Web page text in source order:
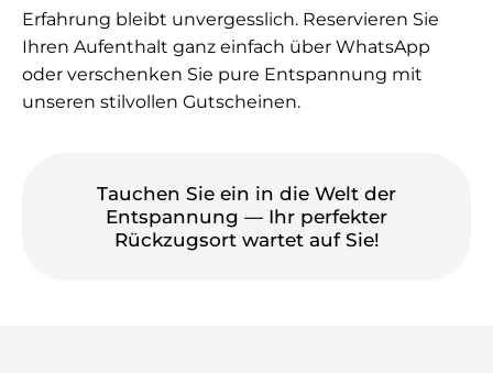
Erfahrung bleibt unvergesslich. Reservieren Sie
Ihren Aufenthalt ganz einfach über WhatsApp
oder verschenken Sie pure Entspannung mit
unseren stilvollen Gutscheinen.
Tauchen Sie ein in die Welt der
Entspannung — Ihr perfekter
Rückzugsort wartet auf Sie!